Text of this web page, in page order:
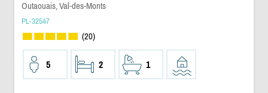
Outaouais, Val-des-Monts
PL-32547
(20)
5 2 1